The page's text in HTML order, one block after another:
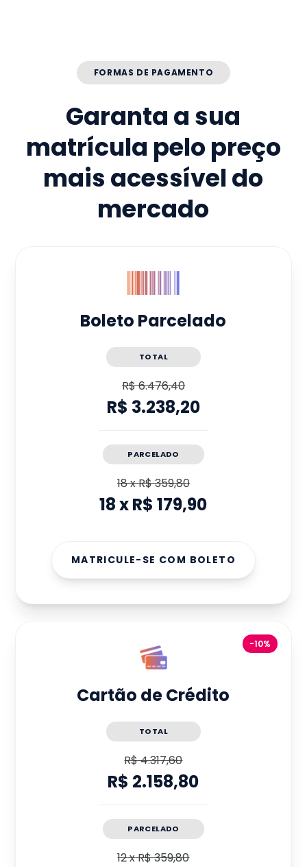
FORMAS DE PAGAMENTO
Garanta a sua
matrícula pelo preço
mais acessível do
mercado
Boleto Parcelado
TOTAL
R$ 6.476,40
R$ 3.238,20
PARCELADO
18xR$ 359,80
18xR$ 179,90
MATRICULE-SE COM BOLETO
-10%
Cartão de Crédito
TOTAL
R$ 4.317,60
R$ 2.158,80
PARCELADO
12xR$ 359,80